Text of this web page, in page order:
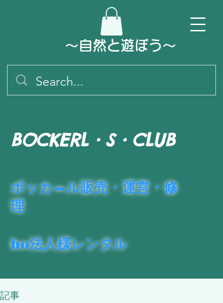
～​自然と遊ぼう～
​ポッカ―ル販売・運営・修
理
ho法人様レンタル
BOCKERL・S・CLUB
記事